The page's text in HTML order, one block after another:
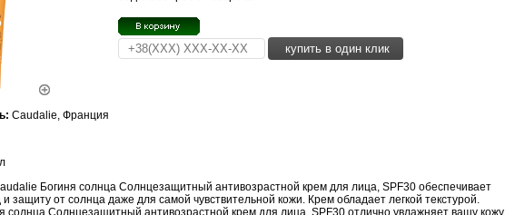
купить в один клик
Caudalie, Франция
Богиня солнца Солнцезащитный антивозрастной крем для лица, SPF30 обеспечивает
защиту от солнца даже для самой чувствительной кожи. Крем обладает легкой текстурой.
солнца Солнцезащитный антивозрастной крем для лица, SPF30 отлично увлажняет вашу кожу,